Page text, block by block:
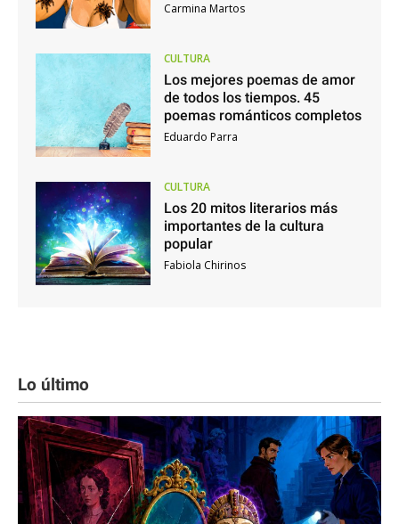
Carmina Martos
CULTURA
Los mejores poemas de amor
de todos los tiempos. 45
poemas románticos completos
Eduardo Parra
CULTURA
Los 20 mitos literarios más
importantes de la cultura
popular
Fabiola Chirinos
Lo último